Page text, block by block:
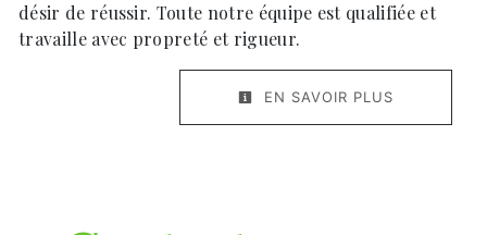
désir de réussir. Toute notre équipe est qualifiée et
travaille avec propreté et rigueur.
EN SAVOIR PLUS